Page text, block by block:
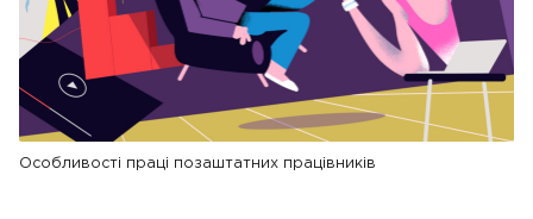
Особливості праці позаштатних працівників